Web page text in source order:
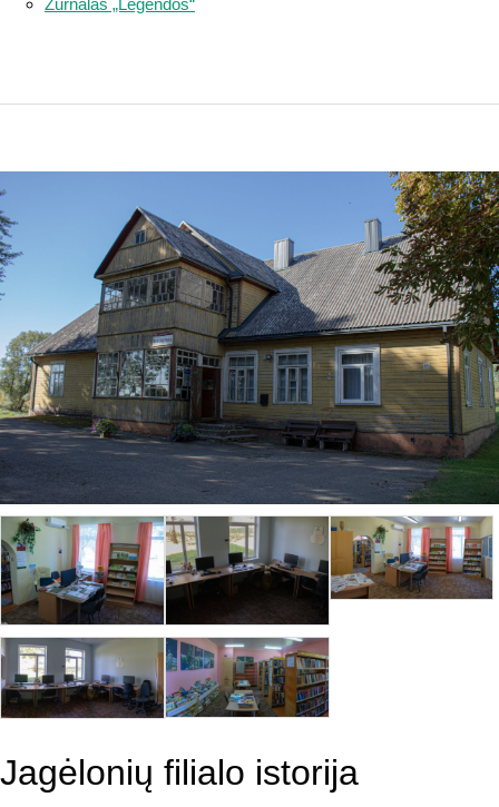
Žurnalas „Legendos“
Jagėlonių filialo istorija